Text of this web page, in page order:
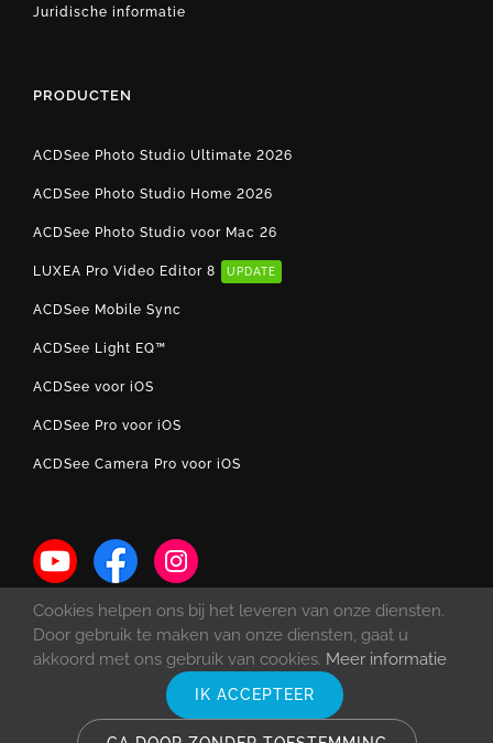
Juridische informatie
PRODUCTEN
ACDSee Photo Studio Ultimate 2026
ACDSee Photo Studio Home 2026
ACDSee Photo Studio voor Mac 26
LUXEA Pro Video Editor 8 UPDATE
ACDSee Mobile Sync
ACDSee Light EQ™
ACDSee voor iOS
ACDSee Pro voor iOS
ACDSee Camera Pro voor iOS
2026 ACD Systems International Inc. | Alle rechten
voorbehouden. | Beschermd door auteursrechtwetgeving in de Verenigde
Cookies helpen ons bij het leveren van onze diensten.
Door gebruik te maken van onze diensten, gaat u
akkoord met ons gebruik van cookies. Meer informatie
IK ACCEPTEER